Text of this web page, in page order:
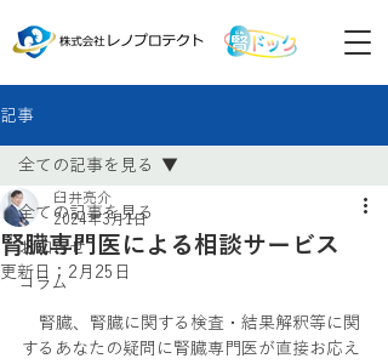
記事
全ての記事を見る
お知らせ
コラム
全ての記事を見る
腎臓専門医による相談サービス
臼井亮介
2024年3月1日
更新日： 2月25日
腎臓、腎臓に関する検査・結果解釈等に関
するあなたの疑問に腎臓専門医が直接お応え